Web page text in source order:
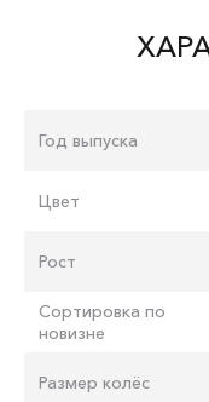
Год выпуска
Цвет
Рост
Сортировка по
новизне
Размер колёс